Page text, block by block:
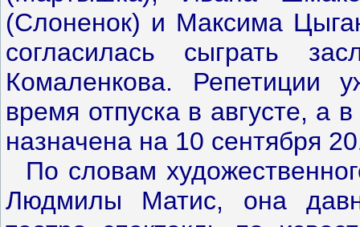
(Слоненок) и Максима
согласилась сыграть
Комаленкова. Репетиции
время отпуска в августе, а
назначена на 10 сентября
По словам
Людмилы Матис, она